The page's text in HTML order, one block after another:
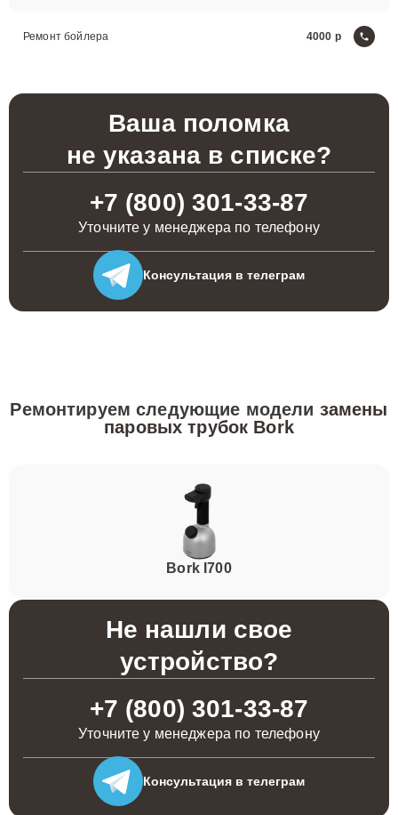
Ремонт бойлера 4000
Ваша поломка
не указана в списке?
+7 (800) 301-33-87
Уточните у менеджера по телефону
Консультация в телеграм
Ремонтируем следующие модели замены
паровых трубок Bork
Bork I700
Не нашли свое
устройство?
+7 (800) 301-33-87
Уточните у менеджера по телефону
Консультация в телеграм